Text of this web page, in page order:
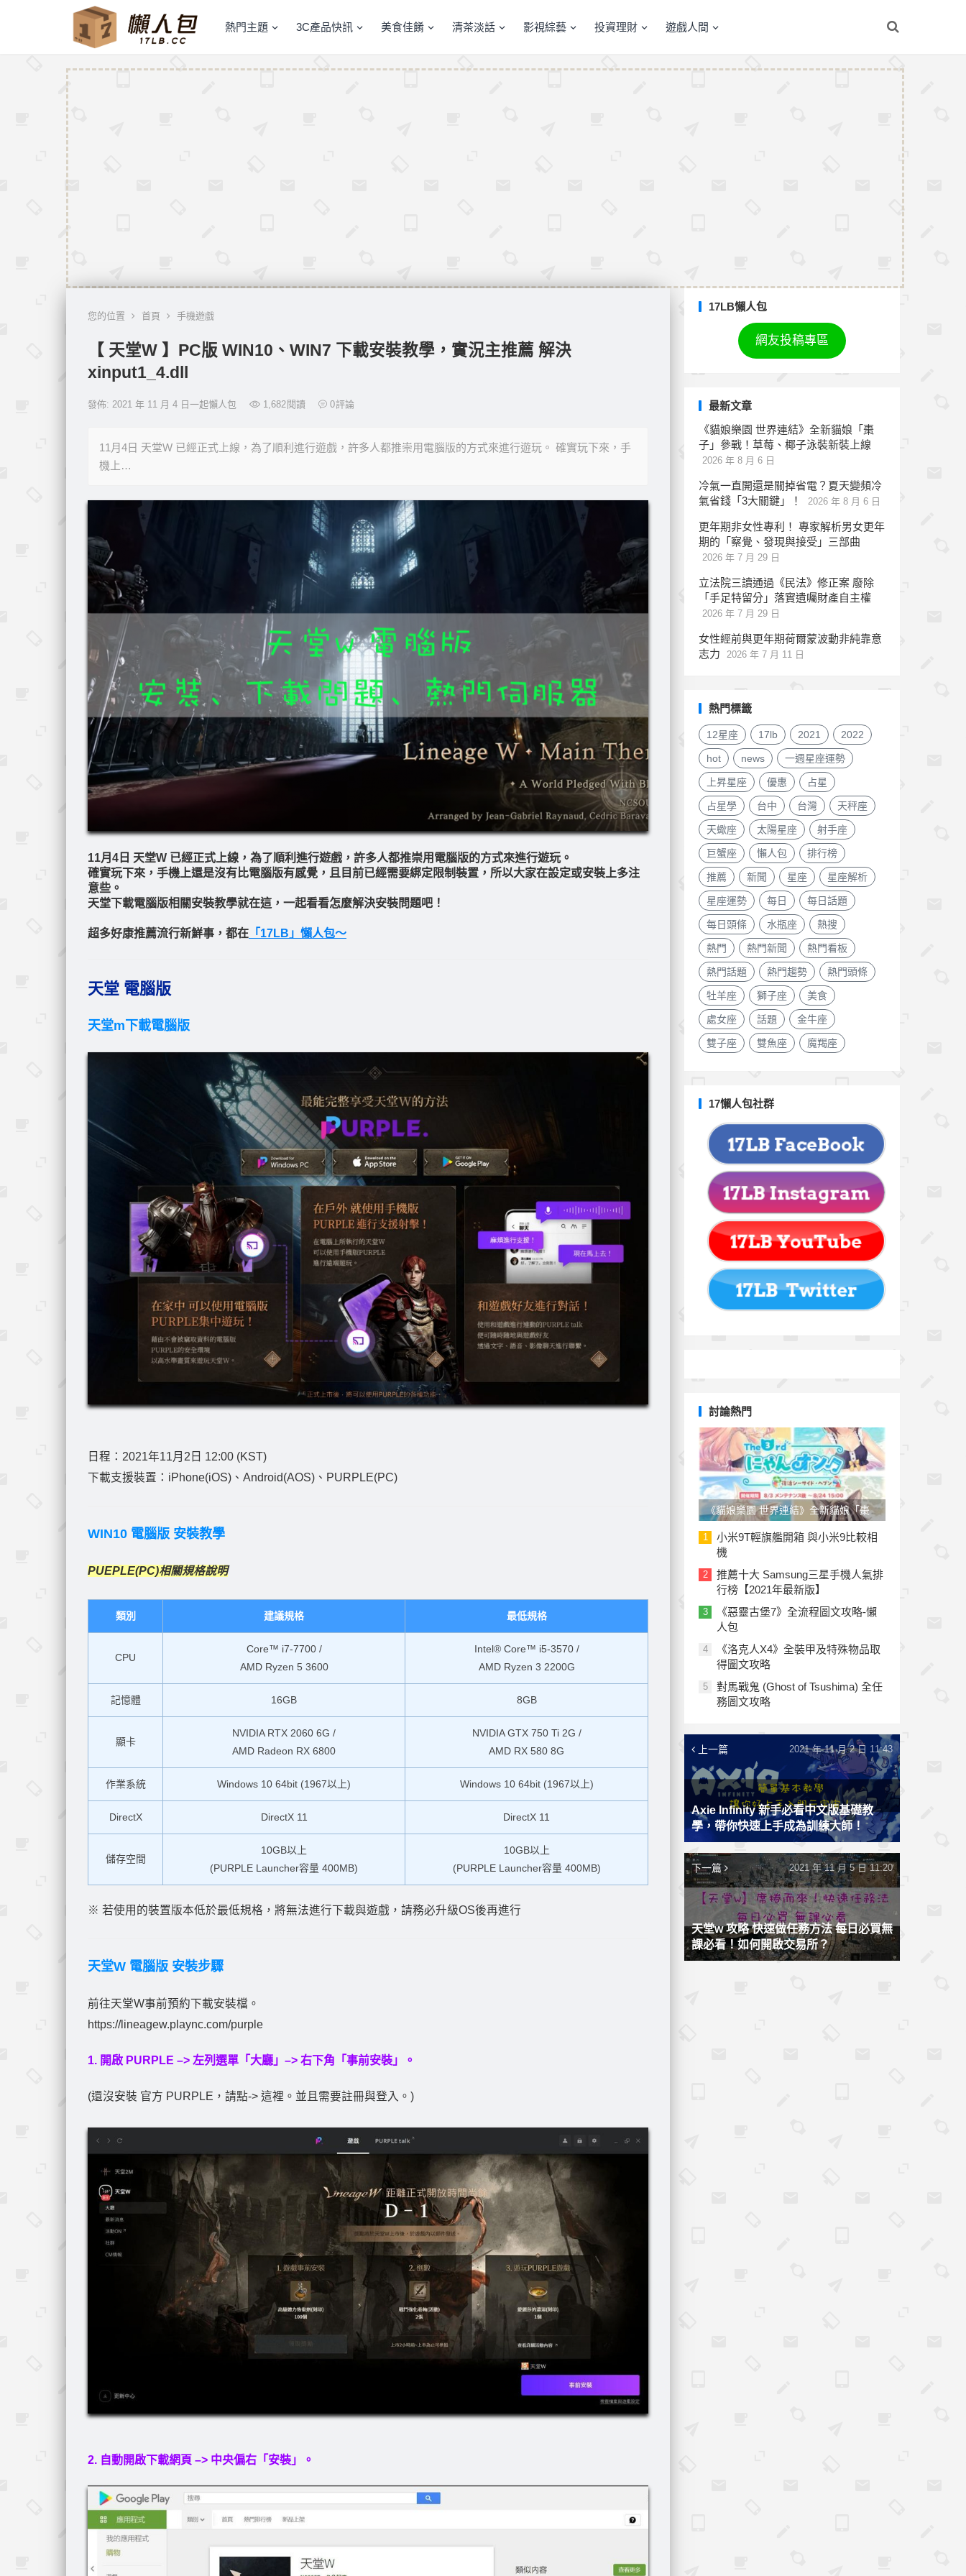
熱門主題 3C產品快訊 美食佳餚 清茶淡話 影視綜藝 投資理財 遊戲人間
您的位置 首頁 手機遊戲
【 天堂W 】PC版 WIN10、WIN7 下載安裝教學，實況主推薦 解決
xinput1_4.dll
發佈: 2021 年 11 月 4 日一起懶人包 1,682 閱讀 0評論
11月4日 天堂W 已經正式上線，為了順利進行遊戲，許多人都推崇用電腦版的方式來進行遊玩。 確實玩下來，手
機上…
11月4日 天堂W 已經正式上線，為了順利進行遊戲，許多人都推崇用電腦版的方式來進行遊玩。
確實玩下來，手機上還是沒有比電腦版有感覺，且目前已經需要綁定限制裝置，所以大家在設定或安裝上多注
意些。
天堂下載電腦版相關安裝教學就在這，一起看看怎麼解決安裝問題吧！
超多好康推薦流行新鮮事，都在 「17LB」懶人包～
天堂 電腦版
天堂m下載電腦版
日程：2021年11月2日 12:00 (KST)
下載支援裝置：iPhone(iOS)、Android(AOS)、PURPLE(PC)
WIN10 電腦版 安裝教學
PUEPLE(PC)相關規格說明
類別 建議規格 最低規格
CPU
Core™ i7-7700 /
AMD Ryzen 5 3600
Intel® Core™ i5-3570 /
AMD Ryzen 3 2200G
記憶體 16GB 8GB
顯卡
NVIDIA RTX 2060 6G /
AMD Radeon RX 6800
NVIDIA GTX 750 Ti 2G /
AMD RX 580 8G
作業系統 Windows 10 64bit (1967以上) Windows 10 64bit (1967以上)
DirectX DirectX 11 DirectX 11
儲存空間
10GB以上
(PURPLE Launcher容量 400MB)
10GB以上
(PURPLE Launcher容量 400MB)
※ 若使用的裝置版本低於最低規格，將無法進行下載與遊戲，請務必升級OS後再進行
天堂W 電腦版 安裝步驟
前往天堂W事前預約下載安裝檔。
https://lineagew.plaync.com/purple
1. 開啟 PURPLE –> 左列選單「大廳」–> 右下角「事前安裝」。
(還沒安裝 官方 PURPLE，請點-> 這裡。並且需要註冊與登入。)
2. 自動開啟下載網頁 –> 中央偏右「安裝」。
17LB懶人包
網友投稿專區
最新文章
《貓娘樂園 世界連結》全新貓娘「棗
子」參戰！草莓、椰子泳裝新裝上線
2026 年 8 月 6 日
冷氣一直開還是關掉省電？夏天變頻冷
氣省錢「3大關鍵」！
2026 年 8 月 6 日
更年期非女性專利！ 專家解析男女更年
期的「察覺、發現與接受」三部曲
2026 年 7 月 29 日
立法院三讀通過《民法》修正案 廢除
「手足特留分」落實遺囑財產自主權
2026 年 7 月 29 日
女性經前與更年期荷爾蒙波動非純靠意
志力
2026 年 7 月 11 日
熱門標籤
12星座 17lb 2021 2022
hot news 一週星座運勢
上昇星座 優惠 占星
占星學 台中 台灣 天秤座
天蠍座 太陽星座 射手座
巨蟹座 懶人包 排行榜
推薦 新聞 星座 星座解析
星座運勢 每日 每日話題
每日頭條 水瓶座 熱搜
熱門 熱門新聞 熱門看板
熱門話題 熱門趨勢 熱門頭條
牡羊座 獅子座 美食
處女座 話題 金牛座
雙子座 雙魚座 魔羯座
17懶人包社群
討論熱門
《貓娘樂園 世界連結》全新貓娘「棗
子」參戰！草莓、椰子泳裝新裝上線
1
小米9T輕旗艦開箱 與小米9比較相
機
2
推薦十大 Samsung三星手機人氣排
行榜【2021年最新版】
3
《惡靈古堡7》全流程圖文攻略-懶
人包
4
《洛克人X4》全裝甲及特殊物品取
得圖文攻略
5
對馬戰鬼 (Ghost of Tsushima) 全任
務圖文攻略
上一篇
Axie Infinity 新手必看中文版基礎教
學，帶你快速上手成為訓練大師！
2021 年 11 月 2 日 11:43
下一篇
天堂w 攻略 快速做任務方法 每日必買無
課必看！如何開啟交易所？
2021 年 11 月 5 日 11:20